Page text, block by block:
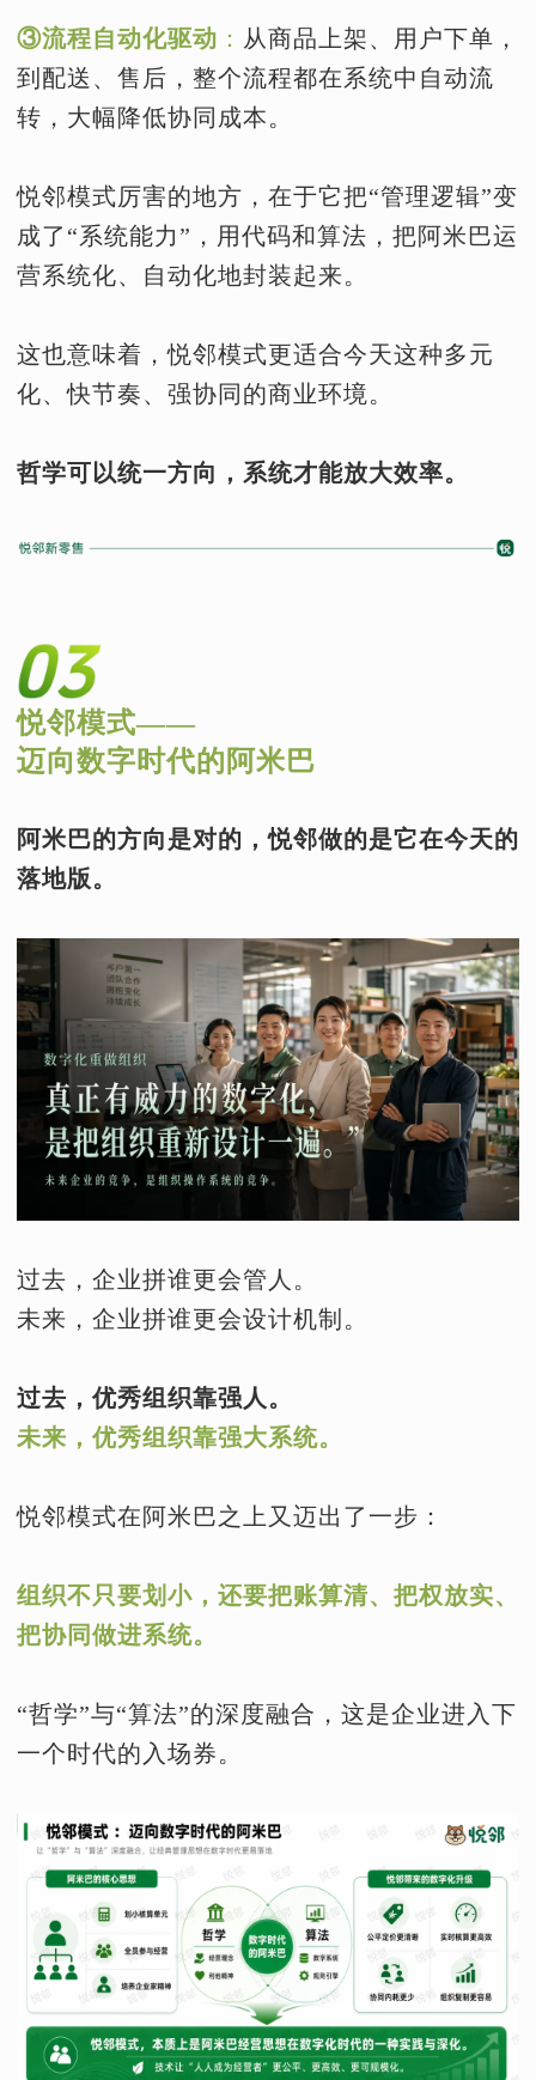
③流程自动化驱动 ： 从商品上架、用户下单，
到配送、售后，整个流程都在系统中自动流
转，大幅降低协同成本。
悦邻模式厉害的地方，在于它把“管理逻辑”变
成了“系统能力”，用代码和算法，把阿米巴运
营系统化、自动化地封装起来。
这也意味着，悦邻模式更适合今天这种多元
化、快节奏、强协同的商业环境。
哲学可以统一方向，系统才能放大效率。
悦邻模式——
迈向数字时代的阿米巴
阿米巴的方向是对的，悦邻做的是它在今天的
落地版。
过去，企业拼谁更会管人。
未来，企业拼谁更会设计机制。
过去，优秀组织靠强人。
未来，优秀组织靠强大系统。
悦邻模式在阿米巴之上又迈出了一步：
组织不只要划小，还要把账算清、把权放实、
把协同做进系统。
“哲学”与“算法”的深度融合，这是企业进入下
一个时代的入场券。